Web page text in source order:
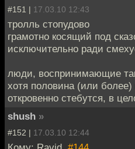
#151 | 17.03.10 12:43
тролль стопудово
грамотно косящий под
исключительно ради
люди, воспринимающие
хотя половина (или
откровенно стебутся, в
shush »
#152 | 17.03.10 12:44